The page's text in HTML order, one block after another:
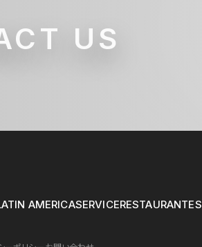
US
AMERICASERVICERESTAURANTES